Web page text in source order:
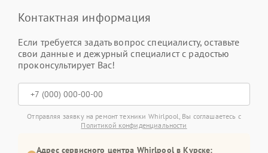
Контактная информация
Если требуется задать вопрос специалисту, оставьте
свои данные и дежурный специалист с радостью
проконсультирует Вас!
Отправляя заявку на ремонт техники Whirlpool, Вы соглашаетесь с
Политикой конфиденциальности
Адрес сервисного центра Whirlpool в Курске: